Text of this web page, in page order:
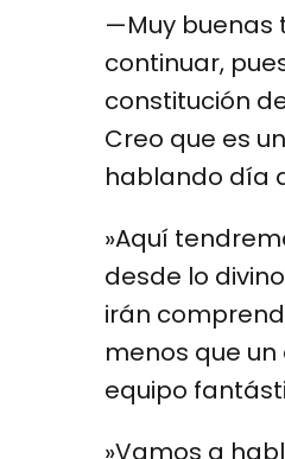
—Muy buenas
continuar,
constitución
Creo que es
hablando día
»Aquí
desde lo
irán
menos que
equipo
»Vamos a